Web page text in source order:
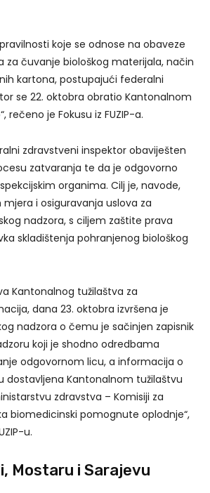
koje se odnose na obaveze
za čuvanje biološkog materijala, način
kartona, postupajući federalni
se 22. oktobra obratio Kantonalnom
rečeno je Fokusu iz FUZIP-a.
zdravstveni inspektor obaviješten
zatvaranja te da je odgovorno
organima. Cilj je, navode,
i osiguravanja uslova za
nadzora, s ciljem zaštite prava
skladištenja pohranjenog biološkog
Kantonalnog tužilaštva za
dana 23. oktobra izvršena je
nadzora o čemu je sačinjen zapisnik
koji je shodno odredbama
odgovornom licu, a informacija o
dostavljena Kantonalnom tužilaštvu
zdravstva – Komisiji za
biomedicinski pomognute oplodnje“,
u.
Mostaru i Sarajevu